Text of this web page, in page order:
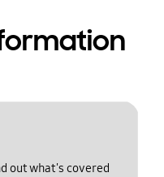
out what's covered